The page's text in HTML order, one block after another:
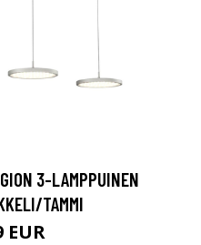
3-LAMPPUINEN
TAMMI
EUR